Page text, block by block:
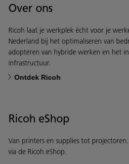
Over ons
Ricoh laat je werkplek écht voor je
Nederland bij het optimaliseren van
adopteren van hybride werken en het
infrastructuur.
Ontdek Ricoh
Ricoh eShop
Van printers en supplies tot
via de Ricoh eShop.